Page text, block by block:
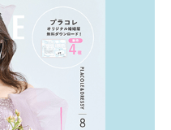
レの特典は？」といった疑問も
診断で候補を絞れる「ウェディ
、体験型 […]続きを読む